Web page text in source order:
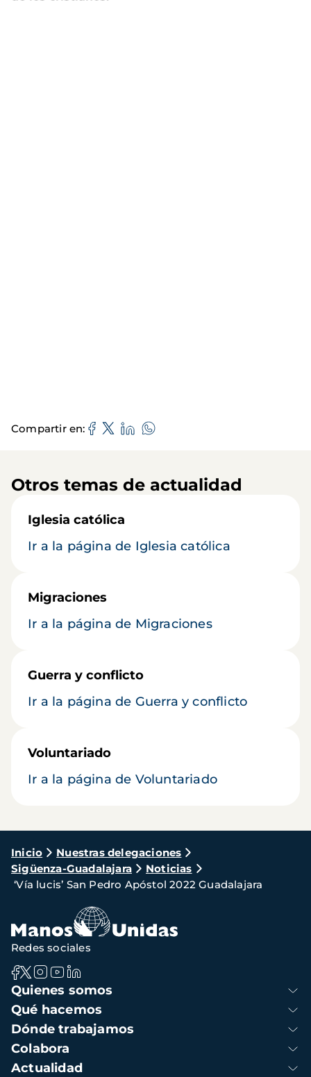
Compartir en
Otros temas de actualidad
Iglesia católica
Ir a la página de Iglesia católica
Migraciones
Ir a la página de Migraciones
Guerra y conflicto
Ir a la página de Guerra y conflicto
Voluntariado
Ir a la página de Voluntariado
Ruta
de
navegación
Inicio
Nuestras delegaciones
Sigüenza-Guadalajara
Noticias
‘Vía lucis’ San Pedro Apóstol 2022 Guadalajara
Navegación
principal
Quienes somos
Qué hacemos
Dónde trabajamos
Colabora
Actualidad
Redes sociales